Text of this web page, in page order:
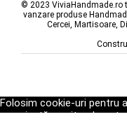
© 2023 ViviaHandmade.ro
vanzare produse
Cercei, Martisoare,
Folosim cookie-uri pentru
experiență pe site-ul